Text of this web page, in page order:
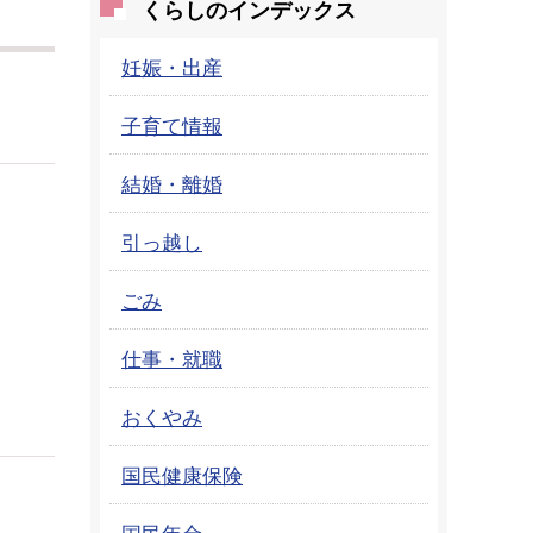
くらしのインデックス
妊娠・出産
子育て情報
結婚・離婚
引っ越し
ごみ
仕事・就職
おくやみ
国民健康保険